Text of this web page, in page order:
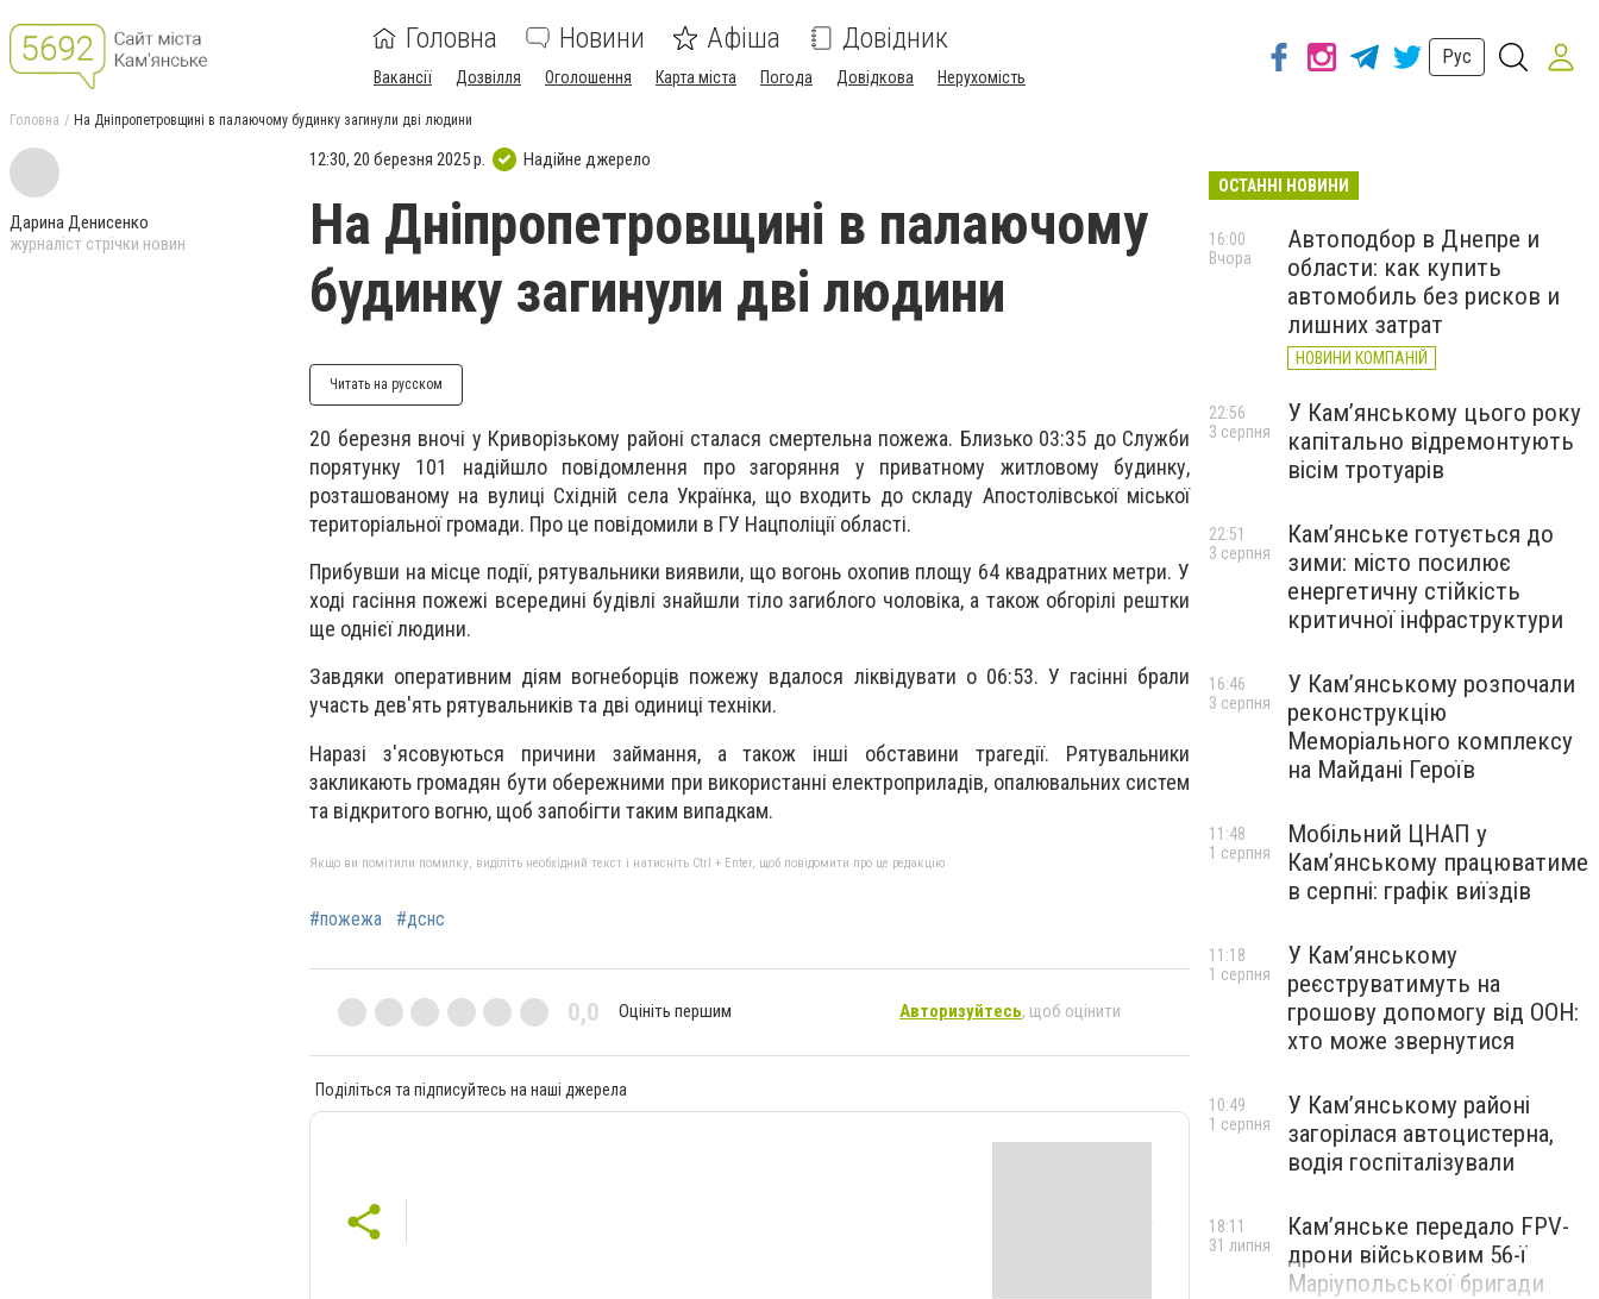
Головна Новини Афіша Довідник
Вакансії Дозвілля Оголошення Карта міста Погода Довідкова Нерухомість
Рус
Головна На Дніпропетровщині в палаючому будинку загинули дві людини
Дарина Денисенко
журналіст стрічки новин
12:30, 20 березня 2025 р. Надійне джерело
На Дніпропетровщині в палаючому
будинку загинули дві людини
Читать на русском
20 березня вночі у Криворізькому районі сталася смертельна пожежа. Близько 03:35 до Служби
порятунку 101 надійшло повідомлення про загоряння у приватному житловому будинку,
розташованому на вулиці Східній села Українка, що входить до складу Апостолівської міської
територіальної громади. Про це повідомили в ГУ Нацполіції області.
Прибувши на місце події, рятувальники виявили, що вогонь охопив площу 64 квадратних метри. У
ході гасіння пожежі всередині будівлі знайшли тіло загиблого чоловіка, а також обгорілі рештки
ще однієї людини.
Завдяки оперативним діям вогнеборців пожежу вдалося ліквідувати о 06:53. У гасінні брали
участь дев'ять рятувальників та дві одиниці техніки.
Наразі з'ясовуються причини займання, а також інші обставини трагедії. Рятувальники
закликають громадян бути обережними при використанні електроприладів, опалювальних систем
та відкритого вогню, щоб запобігти таким випадкам.
Якщо ви помітили помилку, виділіть необхідний текст і натисніть Ctrl + Enter, щоб повідомити про це редакцію
#пожежа #дснс
0,0 Оцініть першим Авторизуйтесь, щоб оцінити
Поділіться та підписуйтесь на наші джерела
ОСТАННІ НОВИНИ
Автоподбор в Днепре и
области: как купить
автомобиль без рисков и
лишних затрат
НОВИНИ КОМПАНІЙ
16:00
Вчора
У Кам’янському цього року
капітально відремонтують
вісім тротуарів
22:56
3 серпня
Кам’янське готується до
зими: місто посилює
енергетичну стійкість
критичної інфраструктури
22:51
3 серпня
У Кам’янському розпочали
реконструкцію
Меморіального комплексу
на Майдані Героїв
16:46
3 серпня
Мобільний ЦНАП у
Кам’янському працюватиме
в серпні: графік виїздів
11:48
1 серпня
У Кам’янському
реєструватимуть на
грошову допомогу від ООН:
хто може звернутися
11:18
1 серпня
У Кам’янському районі
загорілася автоцистерна,
водія госпіталізували
10:49
1 серпня
Кам’янське передало FPV-
дрони військовим 56-ї
Маріупольської бригади
18:11
31 липня